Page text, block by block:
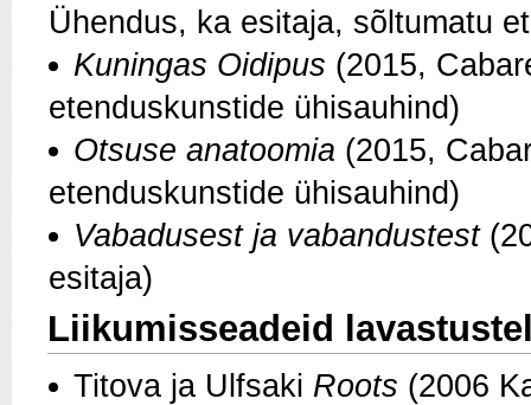
Ühendus, ka esitaja, sõltumatu
Kuningas Oidipus (2015,
etenduskunstide ühisauhind)
Otsuse anatoomia (2015,
etenduskunstide ühisauhind)
Vabadusest ja vabandustest
esitaja)
Liikumisseadeid
Titova ja Ulfsaki Roots (2006